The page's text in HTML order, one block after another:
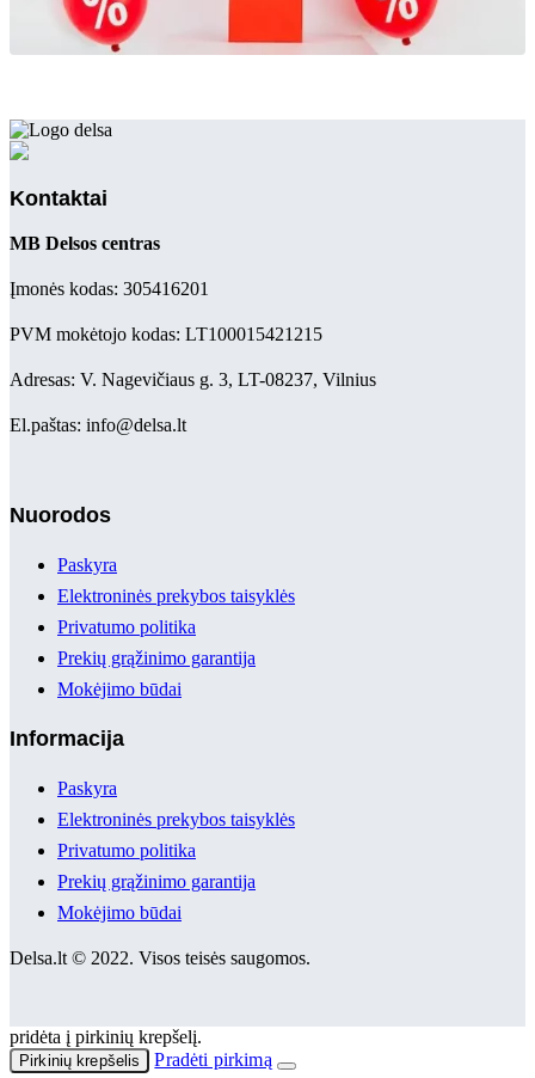
Kontaktai
MB Delsos centras
Įmonės kodas: 305416201
PVM mokėtojo kodas: LT100015421215
Adresas: V. Nagevičiaus g. 3, LT-08237, Vilnius
El.paštas: info@delsa.lt
Nuorodos
Paskyra
Elektroninės prekybos taisyklės
Privatumo politika
Prekių grąžinimo garantija
Mokėjimo būdai
Informacija
Paskyra
Elektroninės prekybos taisyklės
Privatumo politika
Prekių grąžinimo garantija
Mokėjimo būdai
Delsa.lt © 2022. Visos teisės saugomos.
pridėta į pirkinių krepšelį.
Pirkinių krepšelis Pradėti pirkimą